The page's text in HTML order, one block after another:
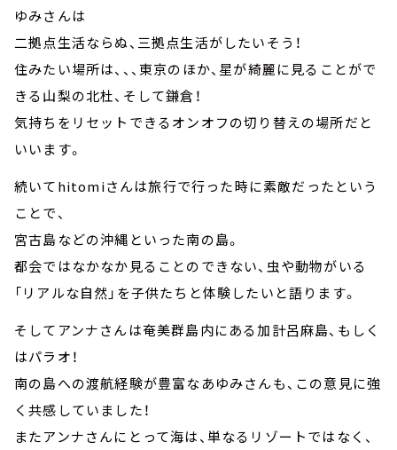
ゆみさんは
二拠点生活ならぬ、三拠点生活がしたいそう！
住みたい場所は、、、東京のほか、星が綺麗に見ることがで
きる山梨の北杜、そして鎌倉！
気持ちをリセットできるオンオフの切り替えの場所だと
いいます。
続いてhitomiさんは旅行で行った時に素敵だったという
ことで、
宮古島などの沖縄といった南の島。
都会ではなかなか見ることのできない、虫や動物がいる
「リアルな自然」を子供たちと体験したいと語ります。
そしてアンナさんは奄美群島内にある加計呂麻島、もしく
はパラオ！
南の島への渡航経験が豊富なあゆみさんも、この意見に強
く共感していました！
またアンナさんにとって海は、単なるリゾートではなく、